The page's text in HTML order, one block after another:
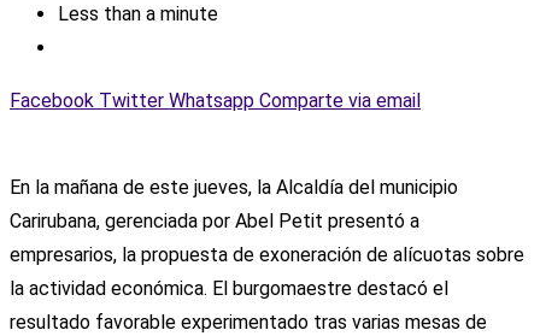
Less than a minute
Facebook Twitter Whatsapp Comparte via email
En la mañana de este jueves, la Alcaldía del municipio
Carirubana, gerenciada por Abel Petit presentó a
empresarios, la propuesta de exoneración de alícuotas sobre
la actividad económica. El burgomaestre destacó el
resultado favorable experimentado tras varias mesas de